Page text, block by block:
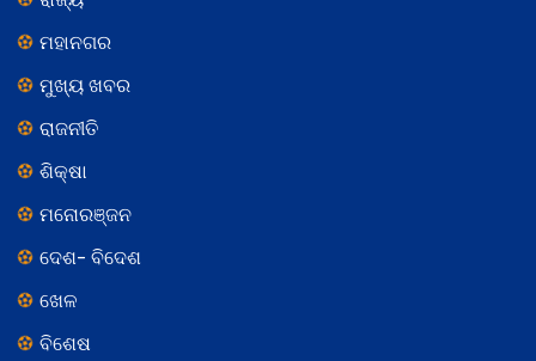
ମହାନଗର
ମୁଖ୍ୟ ଖବର
ରାଜନୀତି
ଶିକ୍ଷା
ମନୋରଞ୍ଜନ
ଦେଶ- ବିଦେଶ
ଖେଳ
ବିଶେଷ